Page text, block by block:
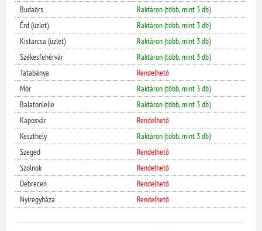
Budaörs
Raktáron (több, mint 3 db)
Érd (üzlet)
Raktáron (több, mint 3 db)
Kistarcsa (üzlet)
Raktáron (több, mint 3 db)
Székesfehérvár
Raktáron (több, mint 3 db)
Tatabánya
Rendelhető
Mór
Raktáron (több, mint 3 db)
Balatonlelle
Raktáron (több, mint 3 db)
Kaposvár
Rendelhető
Keszthely
Raktáron (több, mint 3 db)
Szeged
Rendelhető
Szolnok
Rendelhető
Debrecen
Rendelhető
Nyíregyháza
Rendelhető